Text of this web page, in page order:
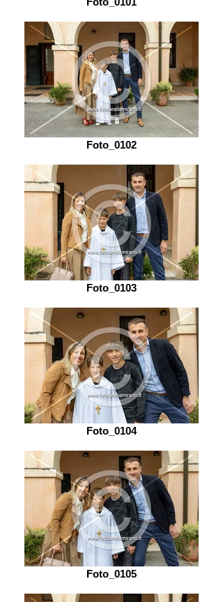
Foto_0102
Foto_0103
Foto_0104
Foto_0105